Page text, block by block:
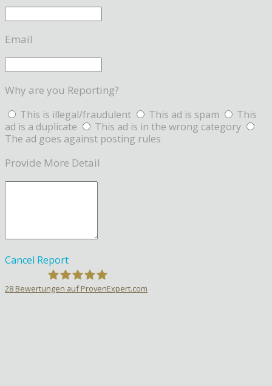
Email
Why are you Reporting?
This is illegal/fraudulent This ad is spam
This
ad is a duplicate
This ad is in the wrong category
The ad goes against posting rules
Provide More Detail
Cancel Report
28 Bewertungen auf ProvenExpert.com